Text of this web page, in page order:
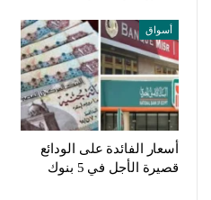
أسواق
أسعار الفائدة على الودائع
قصيرة الأجل في 5 بنوك